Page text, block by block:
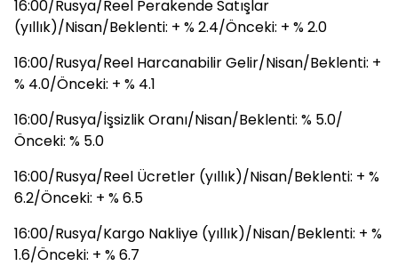
16:00/Rusya/Reel Perakende Satışlar
(yıllık)/Nisan/Beklenti: + % 2.4/Önceki: + % 2.0
16:00/Rusya/Reel Harcanabilir Gelir/Nisan/Beklenti: +
% 4.0/Önceki: + % 4.1
16:00/Rusya/İşsizlik Oranı/Nisan/Beklenti: % 5.0/
Önceki: % 5.0
16:00/Rusya/Reel Ücretler (yıllık)/Nisan/Beklenti: + %
6.2/Önceki: + % 6.5
16:00/Rusya/Kargo Nakliye (yıllık)/Nisan/Beklenti: + %
1.6/Önceki: + % 6.7